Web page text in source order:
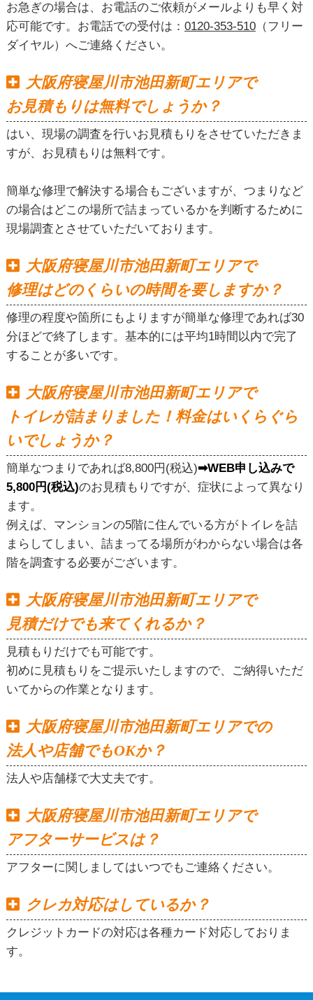
お急ぎの場合は、お電話のご依頼がメールよりも早く対
応可能です。お電話での受付は： 0120-353-510（フリー
ダイヤル）へご連絡ください。
大阪府寝屋川市池田新町エリアで
お見積もりは無料でしょうか？
はい、現場の調査を行いお見積もりをさせていただきま
すが、お見積もりは無料です。
簡単な修理で解決する場合もございますが、つまりなど
の場合はどこの場所で詰まっているかを判断するために
現場調査とさせていただいております。
大阪府寝屋川市池田新町エリアで
修理はどのくらいの時間を要しますか？
修理の程度や箇所にもよりますが簡単な修理であれば30
分ほどで終了します。基本的には平均1時間以内で完了
することが多いです。
大阪府寝屋川市池田新町エリアで
トイレが詰まりました！料金はいくらぐら
いでしょうか？
簡単なつまりであれば8,800円(税込)➡WEB申し込みで
5,800円(税込)のお見積もりですが、症状によって異なり
ます。
例えば、マンションの5階に住んでいる方がトイレを詰
まらしてしまい、詰まってる場所がわからない場合は各
階を調査する必要がございます。
大阪府寝屋川市池田新町エリアで
見積だけでも来てくれるか？
見積もりだけでも可能です。
初めに見積もりをご提示いたしますので、ご納得いただ
いてからの作業となります。
大阪府寝屋川市池田新町エリアでの
法人や店舗でもOKか？
法人や店舗様で大丈夫です。
大阪府寝屋川市池田新町エリアで
アフターサービスは？
アフターに関しましてはいつでもご連絡ください。
クレカ対応はしているか？
クレジットカードの対応は各種カード対応しておりま
す。